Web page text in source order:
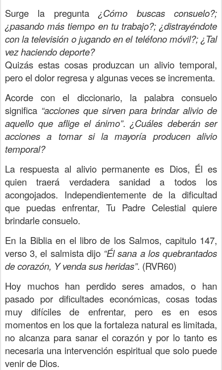
Surge la pregunta¿Cómo buscas consuelo?;
¿pasando más tiempo en tu trabajo?; ¿distrayéndote
con la televisión o jugando en el teléfono móvil?; ¿Tal
vez haciendo deporte?
Quizás estas cosas produzcan un alivio temporal,
pero el dolor regresa y algunas veces se incrementa.
Acorde con el diccionario, la palabra consuelo
significa “acciones que sirven para brindar alivio de
aquello que aflige el ánimo”.¿Cuáles deberán ser
acciones a tomar si la mayoría producen alivio
temporal?
La respuesta al alivio permanente es Dios, Él es
quien traerá verdadera sanidad a todos los
acongojados. Independientemente de la dificultad
que puedas enfrentar, Tu Padre Celestial quiere
brindarle consuelo.
En la Biblia en el libro de los Salmos, capitulo 147,
verso 3, el salmista dijo “Él sana a los quebrantados
de corazón, Y venda sus heridas”. (RVR60)
Hoy muchos han perdido seres amados, o han
pasado por dificultades económicas, cosas todas
muy difíciles de enfrentar, pero es en esos
momentos en los que la fortaleza natural es limitada,
no alcanza para sanar el corazón y por lo tanto es
necesaria una intervención espiritual que solo puede
venir de Dios.